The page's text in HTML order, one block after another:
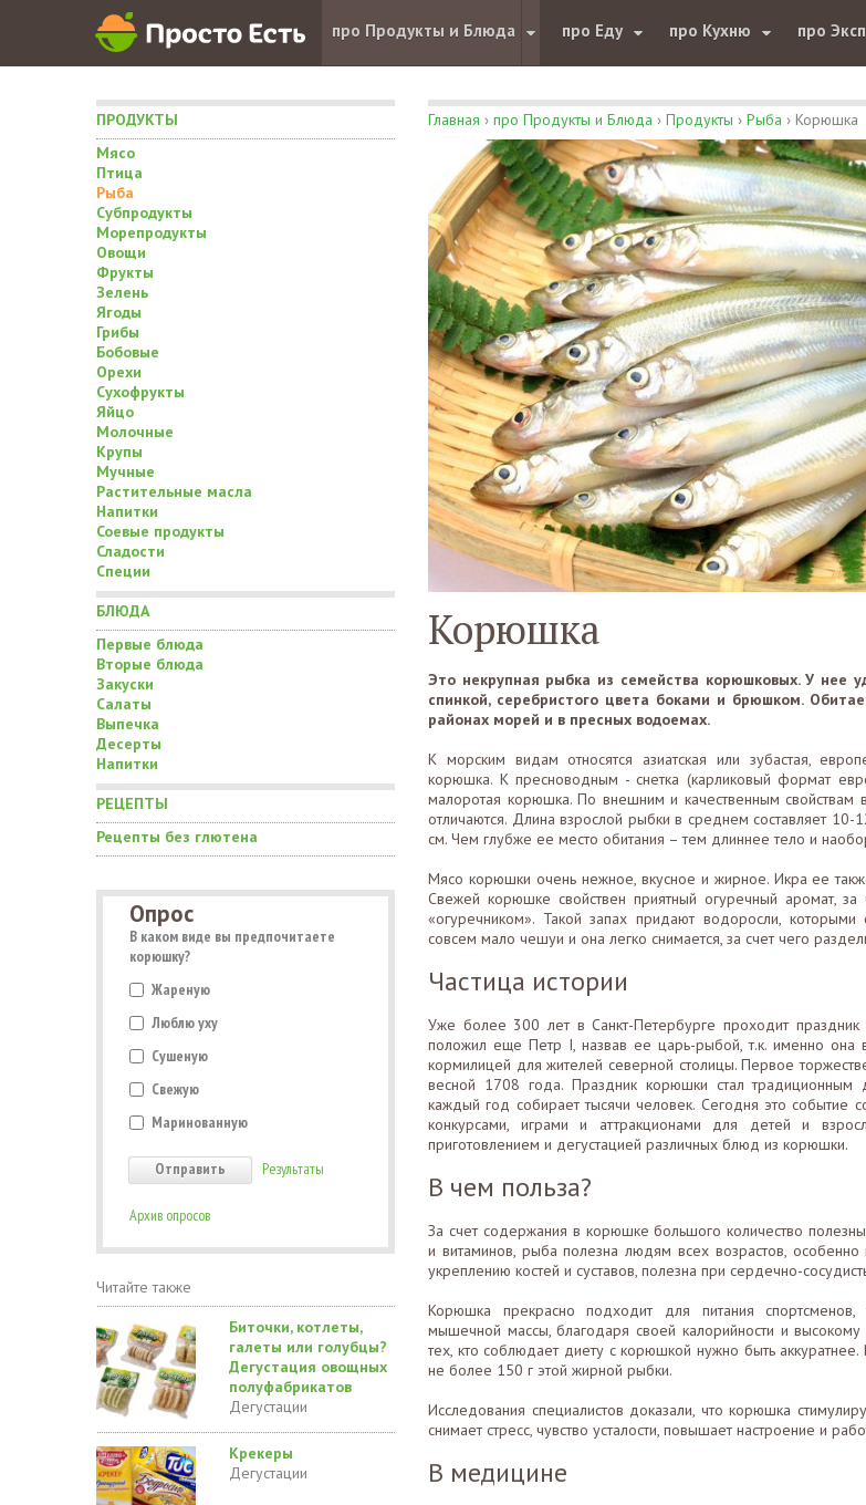
про Продукты и Блюда про Еду про Кухню про
ПРОДУКТЫ
Мясо
Птица
Рыба
Субпродукты
Морепродукты
Овощи
Фрукты
Зелень
Ягоды
Грибы
Бобовые
Орехи
Сухофрукты
Яйцо
Молочные
Крупы
Мучные
Растительные масла
Напитки
Соевые продукты
Сладости
Специи
БЛЮДА
Первые блюда
Вторые блюда
Закуски
Салаты
Выпечка
Десерты
Напитки
РЕЦЕПТЫ
Рецепты без глютена
Опрос
В каком виде вы предпочитаете
корюшку?
Жареную
Люблю уху
Сушеную
Свежую
Маринованную
Результаты
Архив опросов
Читайте также
Биточки, котлеты,
галеты или голубцы?
Дегустация овощных
полуфабрикатов
Дегустации
Крекеры
Дегустации
Главная › про Продукты и Блюда › Продукты › Рыба › Корюшка
Корюшка
Это некрупная рыбка из семейства корюшковых. У нее
спинкой, серебристого цвета боками и брюшком.
районах морей и в пресных водоемах.
К морским видам относятся азиатская или зубастая,
корюшка. К пресноводным - снетка (карликовый формат
малоротая корюшка. По внешним и качественным
отличаются. Длина взрослой рыбки в среднем составляет
см. Чем глубже ее место обитания – тем длиннее тело и
Мясо корюшки очень нежное, вкусное и жирное. Икра ее
Свежей корюшке свойствен приятный огуречный аромат,
«огуречником». Такой запах придают водоросли,
совсем мало чешуи и она легко снимается, за счет чего
Частица истории
Уже более 300 лет в Санкт-Петербурге проходит
положил еще Петр I, назвав ее царь-рыбой, т.к. именно она
кормилицей для жителей северной столицы. Первое
весной 1708 года. Праздник корюшки стал традиционным
каждый год собирает тысячи человек. Сегодня это событие
конкурсами, играми и аттракционами для детей и
приготовлением и дегустацией различных блюд из корюшки.
В чем польза?
За счет содержания в корюшке большого количество
и витаминов, рыба полезна людям всех возрастов, особенно
укреплению костей и суставов, полезна при сердечно-
Корюшка прекрасно подходит для питания спортсменов,
мышечной массы, благодаря своей калорийности и
тех, кто соблюдает диету с корюшкой нужно быть аккуратнее.
не более 150 г этой жирной рыбки.
Исследования специалистов доказали, что корюшка
снимает стресс, чувство усталости, повышает настроение и
В медицине